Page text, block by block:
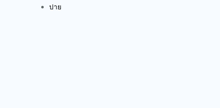
ปาย